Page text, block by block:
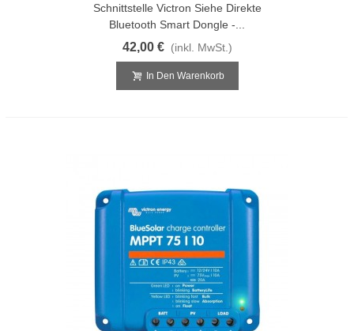
Schnittstelle Victron Siehe Direkte
Bluetooth Smart Dongle -...
42,00 € (inkl. MwSt.)
In Den Warenkorb